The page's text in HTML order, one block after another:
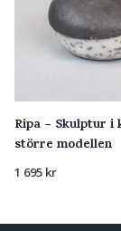
Ripa – Skulptur i
större modellen
1 695 kr